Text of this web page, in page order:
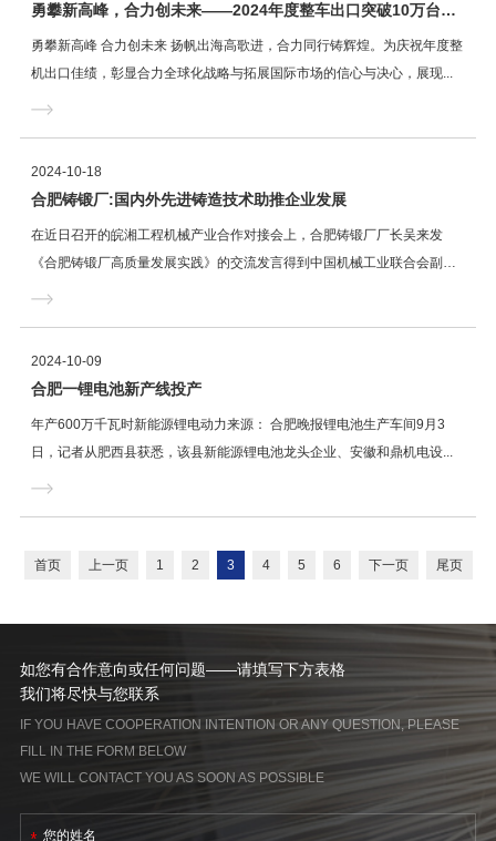
勇攀新高峰，合力创未来——2024年度整车出口突破10万台暨发运仪式隆重举行！
勇攀新高峰 合力创未来 扬帆出海高歌进，合力同行铸辉煌。为庆祝年度整
机出口佳绩，彰显合力全球化战略与拓展国际市场的信心与决心，展现...
2024-10-18
合肥铸锻厂:国内外先进铸造技术助推企业发展
在近日召开的皖湘工程机械产业合作对接会上，合肥铸锻厂厂长吴来发
《合肥铸锻厂高质量发展实践》的交流发言得到中国机械工业联合会副会
2024-10-09
合肥一锂电池新产线投产
年产600万千瓦时新能源锂电动力来源： 合肥晚报锂电池生产车间9月3
日，记者从肥西县获悉，该县新能源锂电池龙头企业、安徽和鼎机电设...
首页 上一页 1 2 3 4 5 6 下一页 尾页
如您有合作意向或任何问题——请填写下方表格
我们将尽快与您联系
IF YOU HAVE COOPERATION INTENTION OR ANY QUESTION, PLEASE
FILL IN THE FORM BELOW
WE WILL CONTACT YOU AS SOON AS POSSIBLE